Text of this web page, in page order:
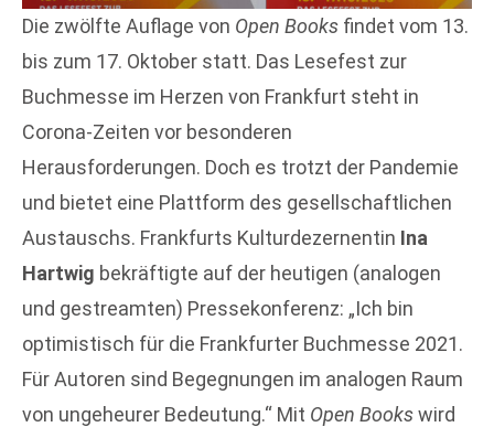
Die zwölfte Auflage von Open Books findet vom 13.
bis zum 17. Oktober statt. Das Lesefest zur
Buchmesse im Herzen von Frankfurt steht in
Corona-Zeiten vor besonderen
Herausforderungen. Doch es trotzt der Pandemie
und bietet eine Plattform des gesellschaftlichen
Austauschs. Frankfurts Kulturdezernentin Ina
Hartwig bekräftigte auf der heutigen (analogen
und gestreamten) Pressekonferenz: „Ich bin
optimistisch für die Frankfurter Buchmesse 2021.
Für Autoren sind Begegnungen im analogen Raum
von ungeheurer Bedeutung.“ Mit Open Bookswird